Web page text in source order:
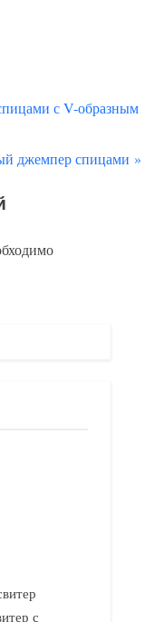
с V-образным
джемпер спицами
с